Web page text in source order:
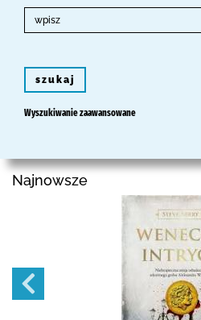
szukaj
Wyszukiwanie zaawansowane
Najnowsze